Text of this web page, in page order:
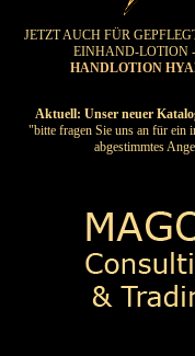
JETZT AUCH FÜR
EINHAND-LOTION
HANDLOTION
Aktuell: Unser neuer
"bitte fragen Sie uns an für ein
abgestimmtes